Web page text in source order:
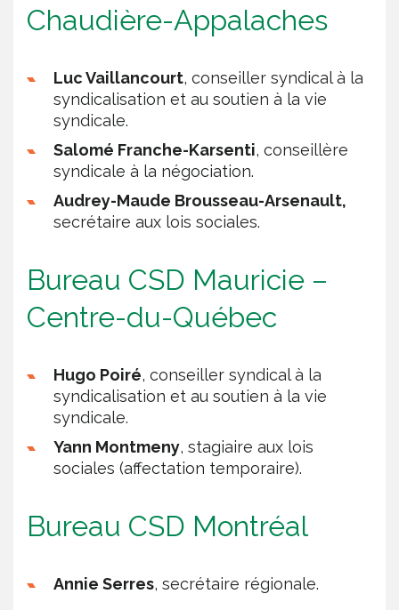
Chaudière-Appalaches
Luc Vaillancourt, conseiller syndical à la
syndicalisation et au soutien à la vie
syndicale.
Salomé Franche-Karsenti, conseillère
syndicale à la négociation.
Audrey-Maude Brousseau-Arsenault,
secrétaire aux lois sociales.
Bureau CSD Mauricie –
Centre-du-Québec
Hugo Poiré, conseiller syndical à la
syndicalisation et au soutien à la vie
syndicale.
Yann Montmeny, stagiaire aux lois
sociales (affectation temporaire).
Bureau CSD Montréal
Annie Serres, secrétaire régionale.